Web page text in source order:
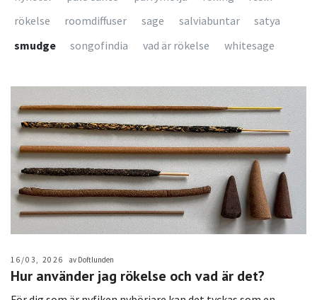
rökelse
roomdiffuser sage salviabuntar
satya
smudge
songofindia vad är rökelse whitesage
16/03, 2026 av Doftlunden
Hur använder jag rökelse och vad är det?